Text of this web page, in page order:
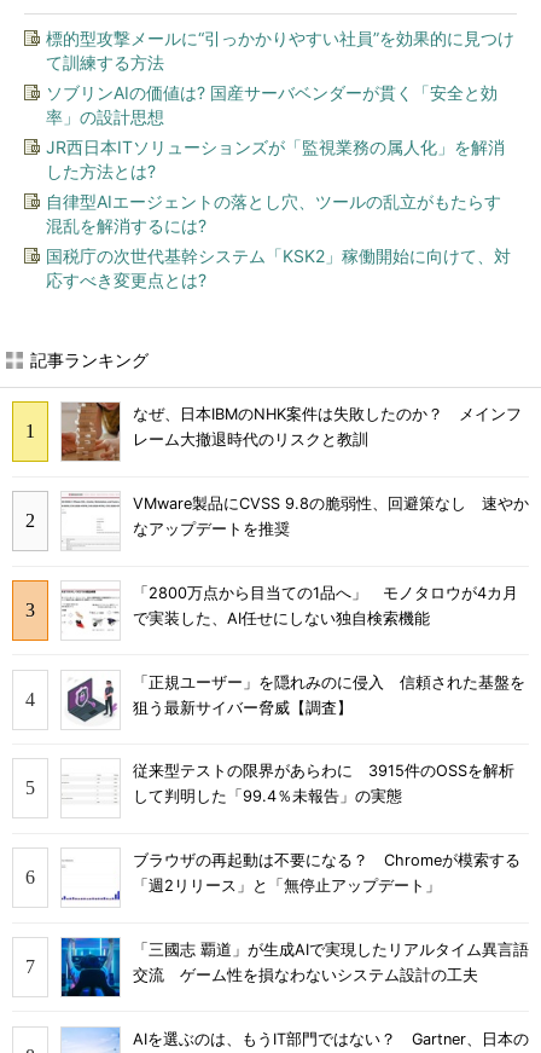
標的型攻撃メールに“引っかかりやすい社員”を効果的に見つけ
て訓練する方法
ソブリンAIの価値は? 国産サーバベンダーが貫く「安全と効
率」の設計思想
JR西日本ITソリューションズが「監視業務の属人化」を解消
した方法とは?
自律型AIエージェントの落とし穴、ツールの乱立がもたらす
混乱を解消するには?
国税庁の次世代基幹システム「KSK2」稼働開始に向けて、対
応すべき変更点とは?
記事ランキング
なぜ、日本IBMのNHK案件は失敗したのか？ メインフ
レーム大撤退時代のリスクと教訓
VMware製品にCVSS 9.8の脆弱性、回避策なし 速やか
なアップデートを推奨
「2800万点から目当ての1品へ」 モノタロウが4カ月
で実装した、AI任せにしない独自検索機能
「正規ユーザー」を隠れみのに侵入 信頼された基盤を
狙う最新サイバー脅威【調査】
従来型テストの限界があらわに 3915件のOSSを解析
して判明した「99.4％未報告」の実態
ブラウザの再起動は不要になる？ Chromeが模索する
「週2リリース」と「無停止アップデート」
「三國志 覇道」が生成AIで実現したリアルタイム異言語
交流 ゲーム性を損なわないシステム設計の工夫
AIを選ぶのは、もうIT部門ではない？ Gartner、日本の